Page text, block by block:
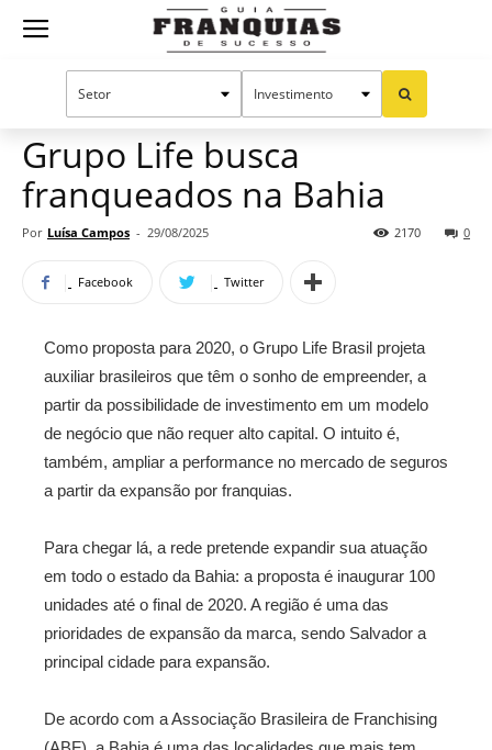
Guia
Mercado de franquias
Grupo Life busca
franqueados na Bahia
Por Luísa Campos - 29/08/2025 0
2170
Facebook Twitter
Como proposta para 2020, o Grupo Life Brasil projeta
auxiliar brasileiros que têm o sonho de empreender, a
partir da possibilidade de investimento em um modelo
de negócio que não requer alto capital. O intuito é,
também, ampliar a performance no mercado de seguros
a partir da expansão por franquias.
Para chegar lá, a rede pretende expandir sua atuação
em todo o estado da Bahia: a proposta é inaugurar 100
unidades até o final de 2020. A região é uma das
prioridades de expansão da marca, sendo Salvador a
principal cidade para expansão.
De acordo com a Associação Brasileira de Franchising